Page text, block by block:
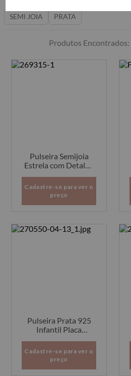
SEMI JOIA PRATA
Pulseira Semijoia
Estrela com Detalhe
Cadastre-se para ver o
preço
Pulseira Prata 925
Infantil Placa
Cadastre-se para ver o
preço